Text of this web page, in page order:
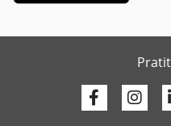
Facebook